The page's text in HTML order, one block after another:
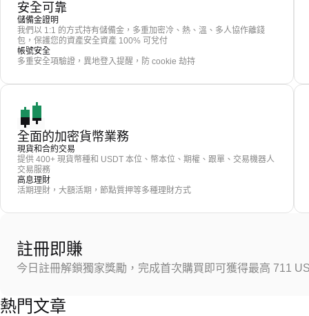
安全可靠
儲備金證明
我們以 1:1 的方式持有儲備金，多重加密冷、熱、溫、多人協作離錢
包，保護您的資產安全資產 100% 可兌付
帳號安全
多重安全項驗證，異地登入提醒，防 cookie 劫持
全面的加密貨幣業務
現貨和合約交易
提供 400+ 現貨幣種和 USDT 本位、幣本位、期權、跟單、交易機器人
交易服務
高息理財
活期理財，大額活期，節點質押等多種理財方式
註冊即賺
今日註冊解鎖獨家獎勵，完成首次購買即可獲得最高 711
熱門文章